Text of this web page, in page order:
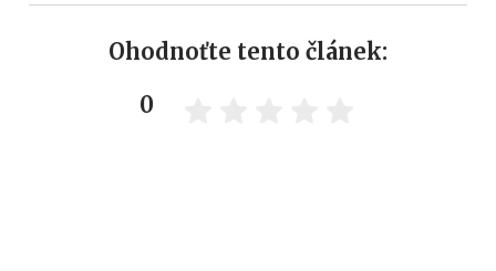
Ohodnoťte tento článek:
0